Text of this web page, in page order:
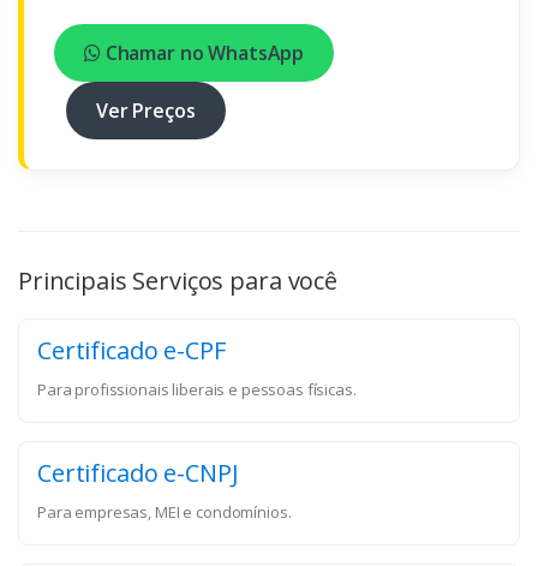
Chamar no WhatsApp
Ver Preços
Principais Serviços para você
Certificado e-CPF
Para profissionais liberais e pessoas físicas.
Certificado e-CNPJ
Para empresas, MEI e condomínios.